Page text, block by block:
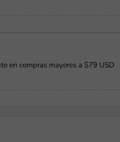
en compras mayores a $79 USD